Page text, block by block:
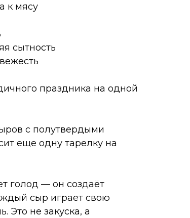
к мясу
сытность
праздника на одной
с полутвердыми
еще одну тарелку на
голод — он создаёт
сыр играет свою
Это не закуска, а